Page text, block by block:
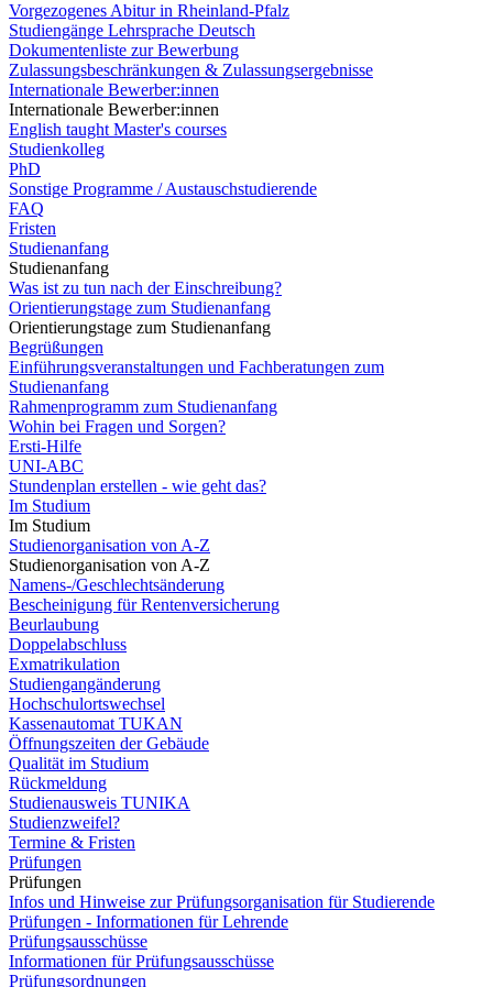
Vorgezogenes Abitur in Rheinland-Pfalz
Studiengänge Lehrsprache Deutsch
Dokumentenliste zur Bewerbung
Zulassungsbeschränkungen & Zulassungsergebnisse
Internationale Bewerber:innen
Internationale Bewerber:innen
English taught Master's courses
Studienkolleg
PhD
Sonstige Programme / Austauschstudierende
FAQ
Fristen
Studienanfang
Studienanfang
Was ist zu tun nach der Einschreibung?
Orientierungstage zum Studienanfang
Orientierungstage zum Studienanfang
Begrüßungen
Einführungsveranstaltungen und Fachberatungen zum
Studienanfang
Rahmenprogramm zum Studienanfang
Wohin bei Fragen und Sorgen?
Ersti-Hilfe
UNI-ABC
Stundenplan erstellen - wie geht das?
Im Studium
Im Studium
Studienorganisation von A-Z
Studienorganisation von A-Z
Namens-/Geschlechtsänderung
Bescheinigung für Rentenversicherung
Beurlaubung
Doppelabschluss
Exmatrikulation
Studiengangänderung
Hochschulortswechsel
Kassenautomat TUKAN
Öffnungszeiten der Gebäude
Qualität im Studium
Rückmeldung
Studienausweis TUNIKA
Studienzweifel?
Termine & Fristen
Prüfungen
Prüfungen
Infos und Hinweise zur Prüfungsorganisation für Studierende
Prüfungen - Informationen für Lehrende
Prüfungsausschüsse
Informationen für Prüfungsausschüsse
Prüfungsordnungen